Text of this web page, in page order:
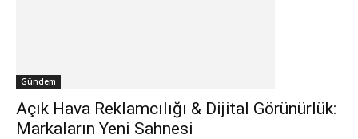
Gündem
Açık Hava Reklamcılığı & Dijital Görünürlük:
Markaların Yeni Sahnesi